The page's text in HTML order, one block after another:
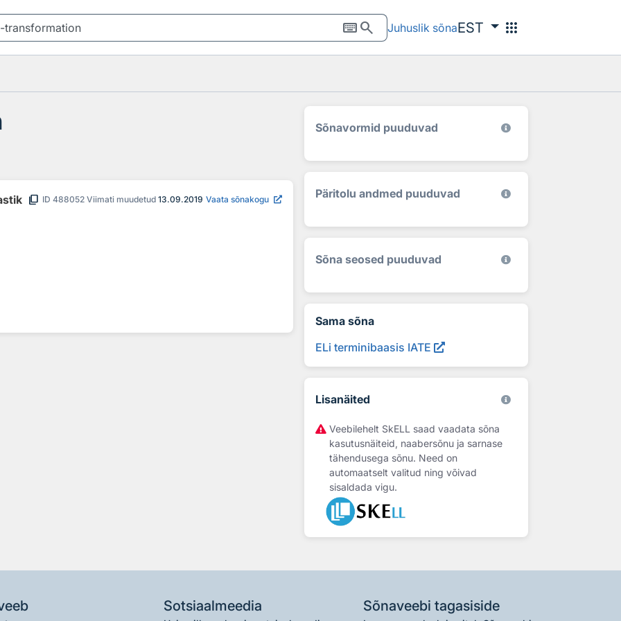
keyboardsearch Juhuslik sõnaEST apps
content_copy ID 488052 Viimati muudetud 13.09.2019 Vaata sõnakogu
Sõnavormid puuduvad
Päritolu andmed puuduvad
Sõna seosed puuduvad
Sama sõna
ELi terminibaasis IATE
Lisanäited
Veebilehelt SkELL saad vaadata sõna
kasutusnäiteid, naabersõnu ja sarnase
tähendusega sõnu. Need on
automaatselt valitud ning võivad
sisaldada vigu.
Sotsiaalmeedia Sõnaveebi tagasiside